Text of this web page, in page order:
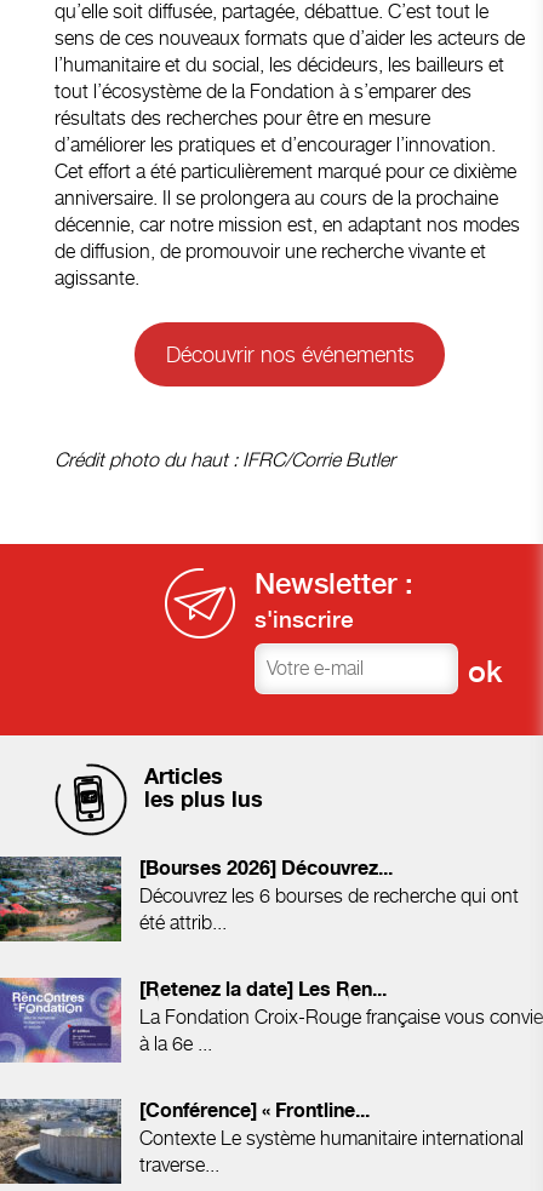
qu’elle soit diffusée, partagée, débattue. C’est tout le
sens de ces nouveaux formats que d’aider les acteurs de
l’humanitaire et du social, les décideurs, les bailleurs et
tout l’écosystème de la Fondation à s’emparer des
résultats des recherches pour être en mesure
d’améliorer les pratiques et d’encourager l’innovation.
Cet effort a été particulièrement marqué pour ce dixième
anniversaire. Il se prolongera au cours de la prochaine
décennie, car notre mission est, en adaptant nos modes
de diffusion, de promouvoir une recherche vivante et
agissante.
Découvrir nos événements
Crédit photo du haut : IFRC/Corrie Butler
Newsletter :
s'inscrire
Articles
les plus lus
[Bourses 2026] Découvrez...
Découvrez les 6 bourses de recherche qui ont
été attrib...
[Retenez la date] Les Ren...
La Fondation Croix-Rouge française vous convie
à la 6e ...
[Conférence] « Frontline...
Contexte Le système humanitaire international
traverse...